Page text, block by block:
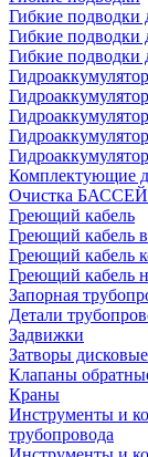
Гибкие подводки
Гибкие подводки
Гибкие подводки
Комплектующие
Очистка
Греющий кабель
Греющий кабель
Греющий кабель
Греющий кабель
Запорная
Детали
Задвижки
Затворы
Клапаны
Краны
Инструменты и
трубопровода